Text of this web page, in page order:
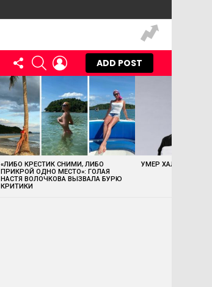
FOLLOW
US
SEARCHLOGIN
ADD POST
«ЛИБО КРЕСТИК СНИМИ, ЛИБО
ПРИКРОЙ ОДНО МЕСТО»: ГОЛАЯ
НАСТЯ ВОЛОЧКОВА ВЫЗВАЛА БУРЮ
КРИТИКИ
УМЕР ХАЛК ХОГАН